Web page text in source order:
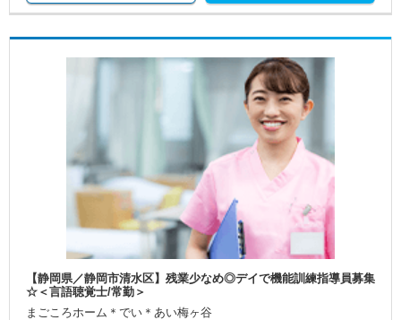
【静岡県／静岡市清水区】残業少なめ◎デイで機能訓練指導員募集
☆＜言語聴覚士/常勤＞
まごころホーム＊でい＊あい梅ヶ谷